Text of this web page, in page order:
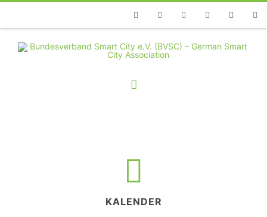
TelefonFacebookTwitterYoutubeInstagramLinkedin
KALENDER